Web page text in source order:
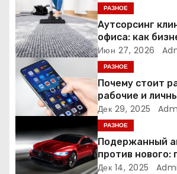
п
о
з
а
п
и
с
РАЗНОЕ
Аутсорсинг
офиса: как
время и деньги
Июн 27, 2026
РАЗНОЕ
Почему стоит
рабочие и
— и чем опасно
Дек 29, 2025
РАЗНОЕ
Подержанный
против нового:
часто подводит
Дек 14, 2025